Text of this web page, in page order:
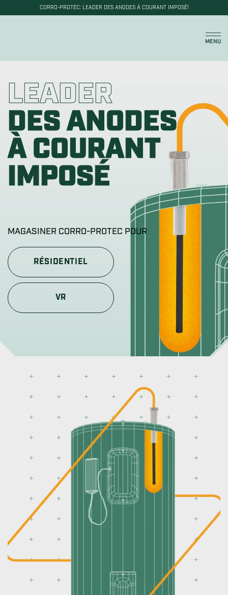
CORRO-PROTEC: LEADER DES ANODES À COURANT IMPOSÉ!
PanierMENU
LEADER
DES ANODES
À COURANT
IMPOSÉ
MAGASINER CORRO-PROTEC POUR
RÉSIDENTIEL
VR